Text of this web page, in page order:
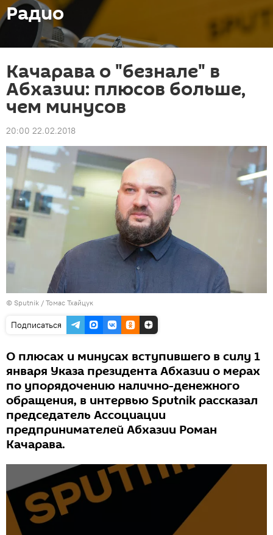
Радио
Качарава о "безнале" в
Абхазии: плюсов больше,
чем минусов
20:00 22.02.2018
© Sputnik / Томас Тхайцук
Подписаться
О плюсах и минусах вступившего в силу 1
января Указа президента Абхазии о мерах
по упорядочению налично-денежного
обращения, в интервью Sputnik рассказал
председатель Ассоциации
предпринимателей Абхазии Роман
Качарава.